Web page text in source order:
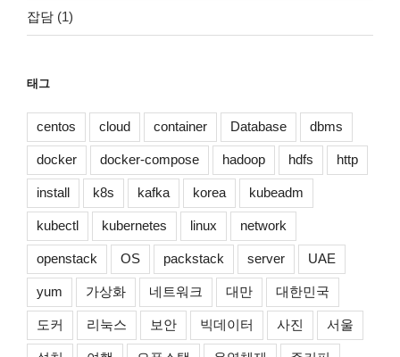
잡담 (1)
태그
centos cloud container Database dbms
docker docker-compose hadoop hdfs http
install k8s kafka korea kubeadm
kubectl kubernetes linux network
openstack OS packstack server UAE
yum 가상화 네트워크 대만 대한민국
도커 리눅스 보안 빅데이터 사진 서울